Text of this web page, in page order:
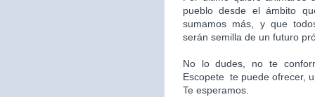
pueblo desde el ámbito
sumamos más, y que
serán semilla de un futuro
No lo dudes, no te
Escopete te puede ofrecer,
Te esperamos.